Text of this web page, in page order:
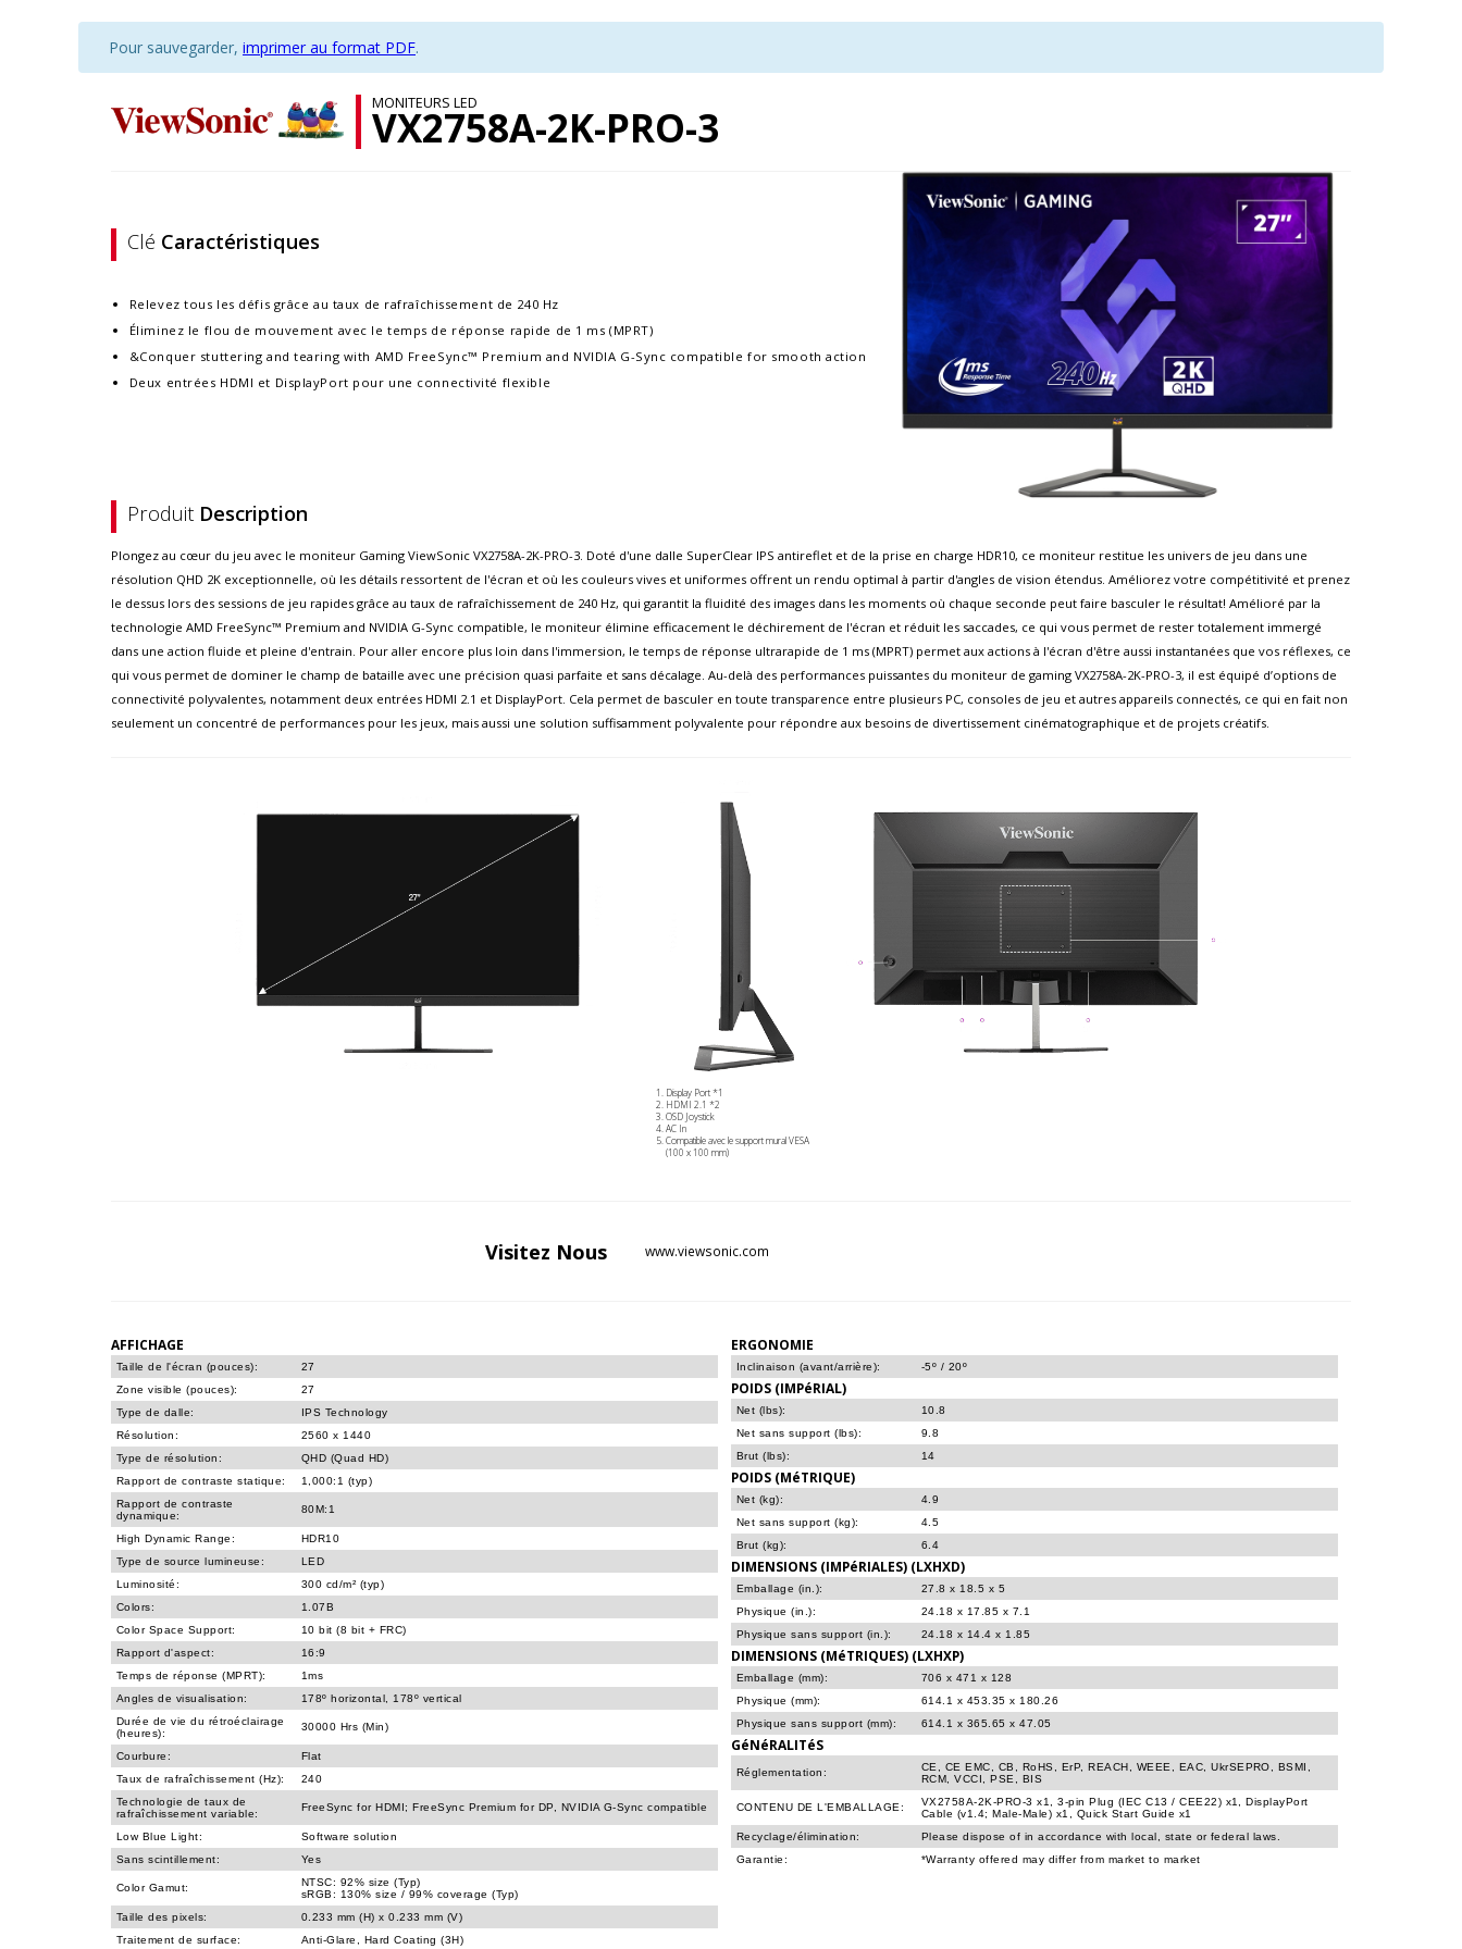
Pour sauvegarder, imprimer au format PDF.
MONITEURS LED
VX2758A-2K-PRO-3
Clé Caractéristiques
Relevez tous les défis grâce au taux de rafraîchissement de 240 Hz
Éliminez le flou de mouvement avec le temps de réponse rapide de 1 ms (MPRT)
&Conquer stuttering and tearing with AMD FreeSync™ Premium and NVIDIA G-Sync compatible for smooth action
Deux entrées HDMI et DisplayPort pour une connectivité flexible
Produit Description
Plongez au cœur du jeu avec le moniteur Gaming ViewSonic VX2758A-2K-PRO-3. Doté d'une dalle SuperClear IPS antireflet et de la prise en charge HDR10, ce moniteur restitue les univers de jeu dans une
résolution QHD 2K exceptionnelle, où les détails ressortent de l'écran et où les couleurs vives et uniformes offrent un rendu optimal à partir d'angles de vision étendus. Améliorez votre compétitivité et prenez
le dessus lors des sessions de jeu rapides grâce au taux de rafraîchissement de 240 Hz, qui garantit la fluidité des images dans les moments où chaque seconde peut faire basculer le résultat! Amélioré par la
technologie AMD FreeSync™ Premium and NVIDIA G-Sync compatible, le moniteur élimine efficacement le déchirement de l'écran et réduit les saccades, ce qui vous permet de rester totalement immergé
dans une action fluide et pleine d'entrain. Pour aller encore plus loin dans l'immersion, le temps de réponse ultrarapide de 1 ms (MPRT) permet aux actions à l'écran d'être aussi instantanées que vos réflexes, ce
qui vous permet de dominer le champ de bataille avec une précision quasi parfaite et sans décalage. Au-delà des performances puissantes du moniteur de gaming VX2758A-2K-PRO-3, il est équipé d’options de
connectivité polyvalentes, notamment deux entrées HDMI 2.1 et DisplayPort. Cela permet de basculer en toute transparence entre plusieurs PC, consoles de jeu et autres appareils connectés, ce qui en fait non
seulement un concentré de performances pour les jeux, mais aussi une solution suffisamment polyvalente pour répondre aux besoins de divertissement cinématographique et de projets créatifs.
Display Port *1
HDMI 2.1 *2
OSD Joystick
AC In
Compatible avec le support mural VESA
(100 x 100 mm)
Visitez Nous www.viewsonic.com
AFFICHAGE
Taille de l'écran (pouces):
27
Zone visible (pouces):
27
Type de dalle:
IPS Technology
Résolution:
2560 x 1440
Type de résolution:
QHD (Quad HD)
Rapport de contraste statique:
1,000:1 (typ)
Rapport de contraste
dynamique:
80M:1
High Dynamic Range:
HDR10
Type de source lumineuse:
LED
Luminosité:
300 cd/m² (typ)
Colors:
1.07B
Color Space Support:
10 bit (8 bit + FRC)
Rapport d'aspect:
16:9
Temps de réponse (MPRT):
1ms
Angles de visualisation:
178º horizontal, 178º vertical
Durée de vie du rétroéclairage
(heures):
30000 Hrs (Min)
Courbure:
Flat
Taux de rafraîchissement (Hz):
240
Technologie de taux de
rafraîchissement variable:
FreeSync for HDMI; FreeSync Premium for DP, NVIDIA G-Sync compatible
Low Blue Light:
Software solution
Sans scintillement:
Yes
Color Gamut:
NTSC: 92% size (Typ)
sRGB: 130% size / 99% coverage (Typ)
Taille des pixels:
0.233 mm (H) x 0.233 mm (V)
Traitement de surface:
Anti-Glare, Hard Coating (3H)
ERGONOMIE
Inclinaison (avant/arrière): -5º / 20º
POIDS (IMPéRIAL)
Net (lbs):
10.8
Net sans support (lbs):
9.8
Brut (lbs):
14
POIDS (MéTRIQUE)
Net (kg):
4.9
Net sans support (kg):
4.5
Brut (kg):
6.4
DIMENSIONS (IMPéRIALES) (LXHXD)
Emballage (in.):
27.8 x 18.5 x 5
Physique (in.):
24.18 x 17.85 x 7.1
Physique sans support (in.):
24.18 x 14.4 x 1.85
DIMENSIONS (MéTRIQUES) (LXHXP)
Emballage (mm):
706 x 471 x 128
Physique (mm):
614.1 x 453.35 x 180.26
Physique sans support (mm):
614.1 x 365.65 x 47.05
GéNéRALITéS
Réglementation:
CE, CE EMC, CB, RoHS, ErP, REACH, WEEE, EAC, UkrSEPRO, BSMI,
RCM, VCCI, PSE, BIS
CONTENU DE L'EMBALLAGE:
VX2758A-2K-PRO-3 x1, 3-pin Plug (IEC C13 / CEE22) x1, DisplayPort
Cable (v1.4; Male-Male) x1, Quick Start Guide x1
Recyclage/élimination:
Please dispose of in accordance with local, state or federal laws.
Garantie:
*Warranty offered may differ from market to market